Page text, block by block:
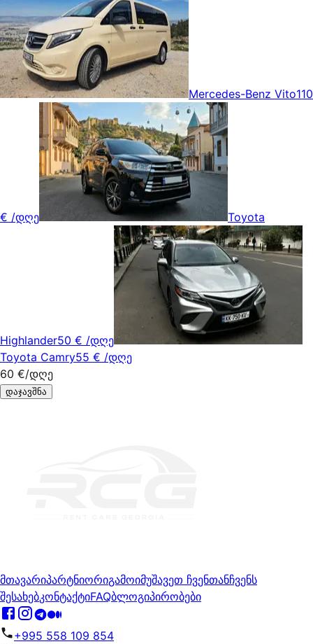
Mercedes-Benz Vito110
€ /დღე Toyota
Highlander50 € /დღე
Toyota Camry55 € /დღე
60 €/დღე
დაჯავშნა
მთავარიპარტნიორიგამოიმუშავეთ ჩვენთანჩვენს
შესახებკონტაქტიFAQბლოგიპირობები
+995 558 109 854